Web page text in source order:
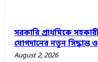
সরকারি প্রাথমিকে
যোগদানের নতুন সিদ্ধান্ত
August 2, 2026